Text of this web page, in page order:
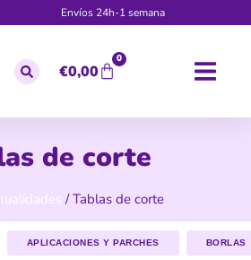
Envíos 24h-1 semana
€0,00
0
de corte
/ Tablas de corte
APLICACIONES Y PARCHES BORLAS